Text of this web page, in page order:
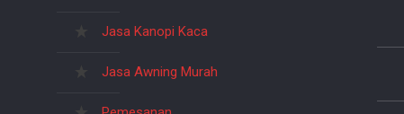
Jasa Kanopi Kaca
Jasa Awning Murah